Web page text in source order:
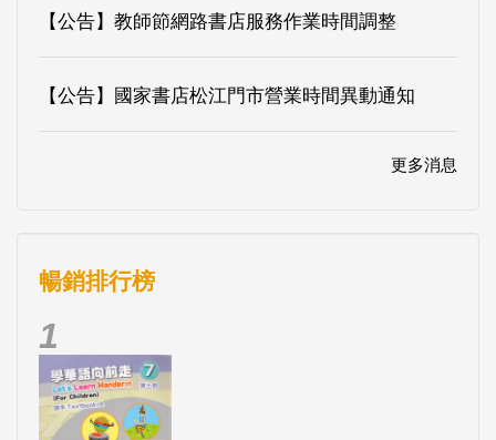
【公告】教師節網路書店服務作業時間調整
【公告】國家書店松江門市營業時間異動通知
更多消息
暢銷排行榜
1